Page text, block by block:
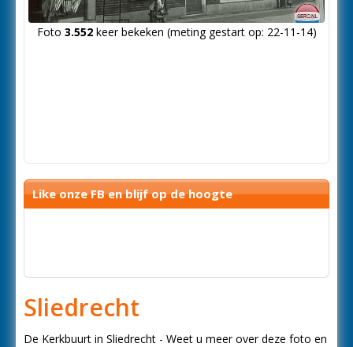
Foto 3.552keer bekeken (meting gestart op: 22-11-14)
Like onze FB en blijf op de hoogte
Sliedrecht
De Kerkbuurt in Sliedrecht - Weet u meer over deze foto en